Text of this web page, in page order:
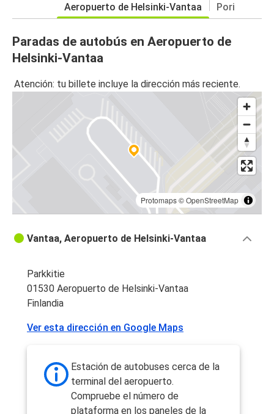
Aeropuerto de Helsinki-Vantaa Pori
Paradas de autobús en Aeropuerto de
Helsinki-Vantaa
Atención: tu billete incluye la dirección más reciente.
Protomaps©OpenStreetMap
Vantaa, Aeropuerto de Helsinki-Vantaa
Parkkitie
01530 Aeropuerto de Helsinki-Vantaa
Finlandia
Ver esta dirección en Google Maps
Estación de autobuses cerca de la
terminal del aeropuerto.
Compruebe el número de
plataforma en los paneles de la